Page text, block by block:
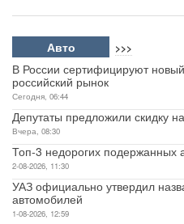
Авто >>>
В России сертифицируют
российский рынок
Сегодня, 06:44
Депутаты предложили скидку
Вчера, 08:30
Топ-3 недорогих подержанных
2-08-2026, 11:30
УАЗ официально утвердил
автомобилей
1-08-2026, 12:59